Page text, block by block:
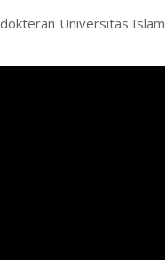
Universitas Islam